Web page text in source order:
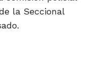
la Seccional